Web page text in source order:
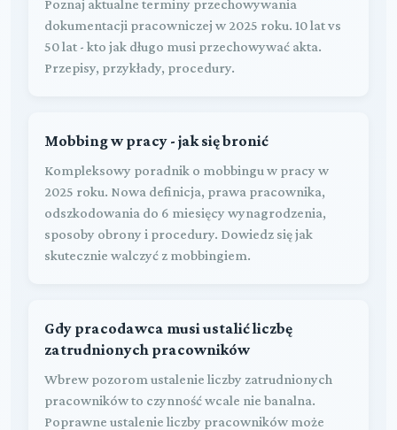
Poznaj aktualne terminy przechowywania
dokumentacji pracowniczej w 2025 roku. 10 lat vs
50 lat - kto jak długo musi przechowywać akta.
Przepisy, przykłady, procedury.
Mobbing w pracy - jak się bronić
Kompleksowy poradnik o mobbingu w pracy w
2025 roku. Nowa definicja, prawa pracownika,
odszkodowania do 6 miesięcy wynagrodzenia,
sposoby obrony i procedury. Dowiedz się jak
skutecznie walczyć z mobbingiem.
Gdy pracodawca musi ustalić liczbę
zatrudnionych pracowników
Wbrew pozorom ustalenie liczby zatrudnionych
pracowników to czynność wcale nie banalna.
Poprawne ustalenie liczby pracowników może